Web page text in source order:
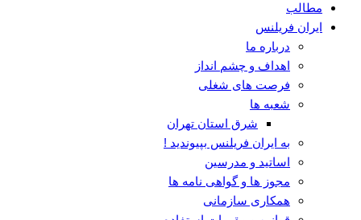
مطالب
ایران فریلنس
درباره ما
اهداف و چشم انداز
فرصت های شغلی
شعبه ها
شرق استان تهران
به ایران فریلنس بپیوندید !
اساتید و مدرسین
مجوز ها و گواهی نامه ها
همکاری سازمانی